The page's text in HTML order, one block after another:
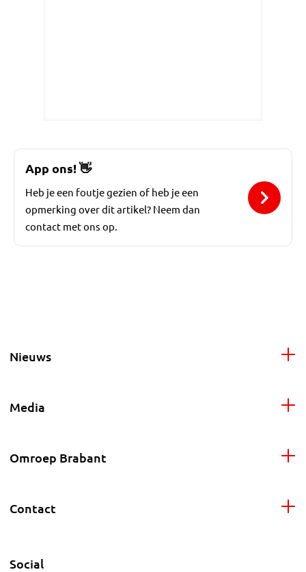
App ons!👋
Heb je een foutje gezien of heb je een
opmerking over dit artikel? Neem dan
contact met ons op.
Nieuws
Media
Omroep Brabant
Contact
Social